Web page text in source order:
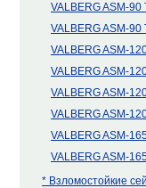
VALBERG ASM-90
VALBERG ASM-90
VALBERG ASM-
VALBERG ASM-
VALBERG ASM-
VALBERG ASM-
VALBERG ASM-
VALBERG ASM-
* Взломостойкие